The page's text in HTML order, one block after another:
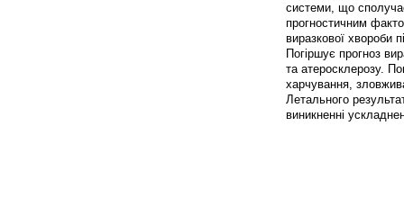
системи, що
прогностичним
виразкової хвороби
Погіршує прогноз
та атеросклерозу.
харчування,
Летального
виникненні